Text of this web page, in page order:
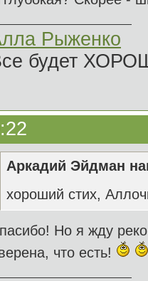
Рыженко
будет
Аркадий Эйдман
хороший стих,
Но я жду
что есть!